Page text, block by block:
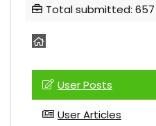
Total submitted: 657
User Posts
User Articles